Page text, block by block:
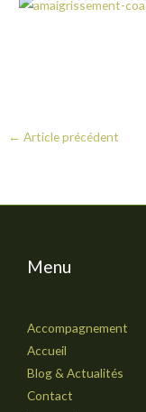
← Article précédent
Menu
Accompagnement
Accueil
Blog & Actualités
Contact